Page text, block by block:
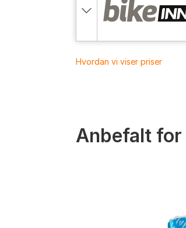
Hvordan vi viser priser
Anbefalt for